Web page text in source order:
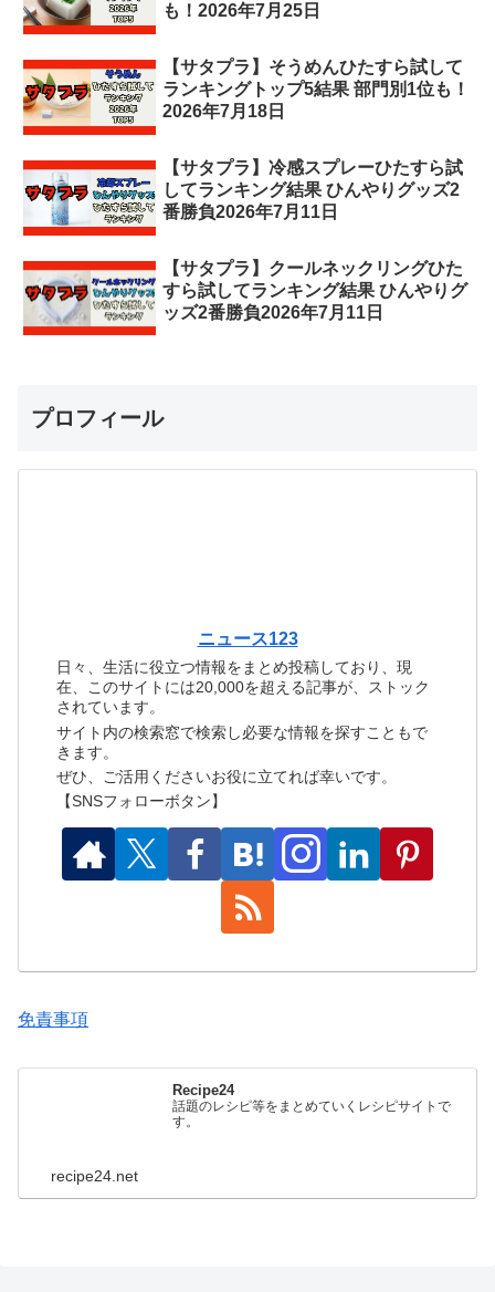
も！2026年7月25日
【サタプラ】そうめんひたすら試して
ランキングトップ5結果 部門別1位も！
2026年7月18日
【サタプラ】冷感スプレーひたすら試
してランキング結果 ひんやりグッズ2
番勝負2026年7月11日
【サタプラ】クールネックリングひた
すら試してランキング結果 ひんやりグ
ッズ2番勝負2026年7月11日
プロフィール
ニュース123
日々、生活に役立つ情報をまとめ投稿しており、現
在、このサイトには20,000を超える記事が、ストック
されています。
サイト内の検索窓で検索し必要な情報を探すこともで
きます。
ぜひ、ご活用くださいお役に立てれば幸いです。
【SNSフォローボタン】
免責事項
Recipe24
話題のレシピ等をまとめていくレシピサイトで
す。
recipe24.net